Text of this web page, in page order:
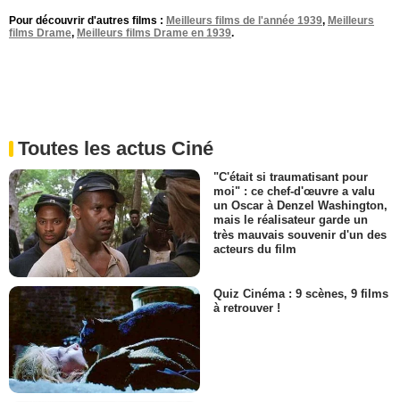
Pour découvrir d'autres films : Meilleurs films de l'année 1939, Meilleurs
films Drame, Meilleurs films Drame en 1939.
Toutes les actus Ciné
"C'était si traumatisant pour
moi" : ce chef-d'œuvre a valu
un Oscar à Denzel Washington,
mais le réalisateur garde un
très mauvais souvenir d'un des
acteurs du film
Quiz Cinéma : 9 scènes, 9 films
à retrouver !